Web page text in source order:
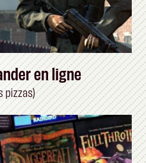
en ligne
pizzas)